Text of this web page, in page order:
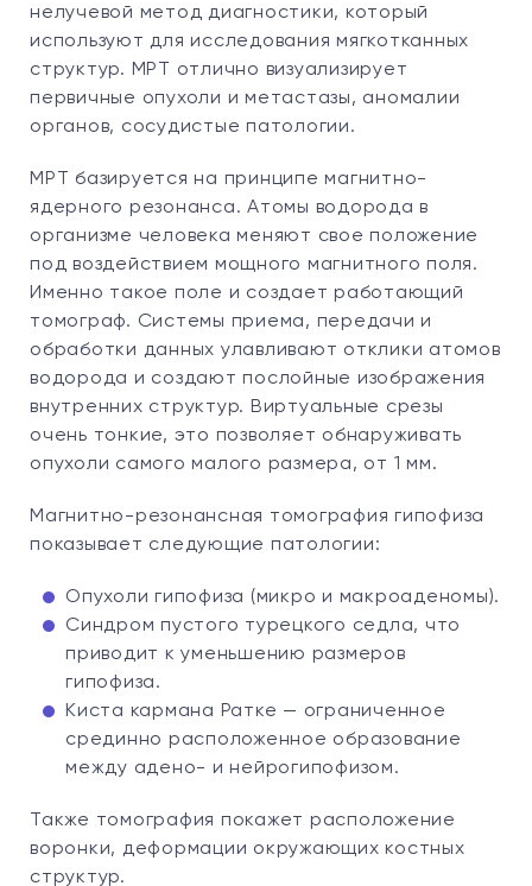
нелучевой метод диагностики, который
используют для исследования мягкотканных
структур. МРТ отлично визуализирует
первичные опухоли и метастазы, аномалии
органов, сосудистые патологии.
МРТ базируется на принципе магнитно-
ядерного резонанса. Атомы водорода в
организме человека меняют свое положение
под воздействием мощного магнитного поля.
Именно такое поле и создает работающий
томограф. Системы приема, передачи и
обработки данных улавливают отклики атомов
водорода и создают послойные изображения
внутренних структур. Виртуальные срезы
очень тонкие, это позволяет обнаруживать
опухоли самого малого размера, от 1 мм.
Магнитно-резонансная томография гипофиза
показывает следующие патологии:
Опухоли гипофиза (микро и макроаденомы).
Синдром пустого турецкого седла, что
приводит к уменьшению размеров
гипофиза.
Киста кармана Ратке — ограниченное
срединно расположенное образование
между адено- и нейрогипофизом.
Также томография покажет расположение
воронки, деформации окружающих костных
структур.